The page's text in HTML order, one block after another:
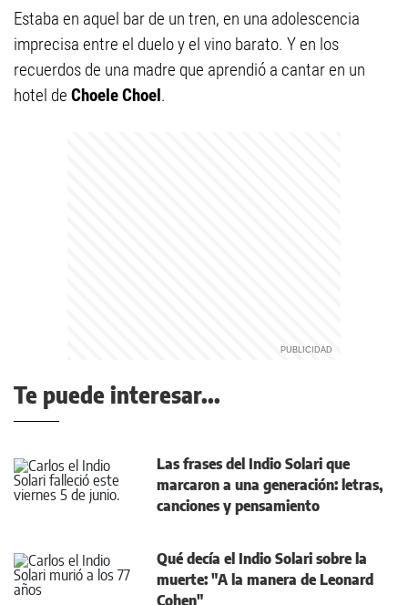
Estaba en aquel bar de un tren, en una adolescencia
imprecisa entre el duelo y el vino barato. Y en los
recuerdos de una madre que aprendió a cantar en un
hotel de Choele Choel.
Te puede interesar...
Las frases del Indio Solari que
marcaron a una generación: letras,
canciones y pensamiento
Qué decía el Indio Solari sobre la
muerte: "A la manera de Leonard
Cohen"